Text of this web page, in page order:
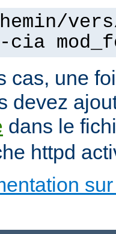
cia
cas, une
devez
dans le
httpd